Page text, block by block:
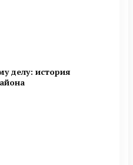
делу: история